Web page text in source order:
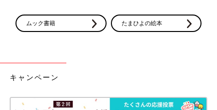
ムック書籍 たまひよの絵本
キャンペーン